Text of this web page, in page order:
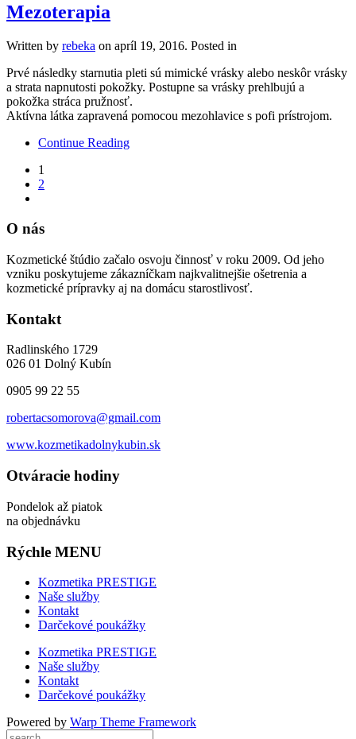
Mezoterapia
Written by rebeka on apríl 19, 2016. Posted in
Prvé následky starnutia pleti sú mimické vrásky alebo neskôr vrásky
a strata napnutosti pokožky. Postupne sa vrásky prehlbujú a
pokožka stráca pružnosť.
Aktívna látka zapravená pomocou mezohlavice s pofi prístrojom.
Continue Reading
1
2
O nás
Kozmetické štúdio začalo osvoju činnosť v roku 2009. Od jeho
vzniku poskytujeme zákazníčkam najkvalitnejšie ošetrenia a
kozmetické prípravky aj na domácu starostlivosť.
Kontakt
Radlinského 1729
026 01 Dolný Kubín
0905 99 22 55
robertacsomorova@gmail.com
www.kozmetikadolnykubin.sk
Otváracie hodiny
Pondelok až piatok
na objednávku
Rýchle MENU
Kozmetika PRESTIGE
Naše služby
Kontakt
Darčekové poukážky
Kozmetika PRESTIGE
Naše služby
Kontakt
Darčekové poukážky
Powered by Warp Theme Framework